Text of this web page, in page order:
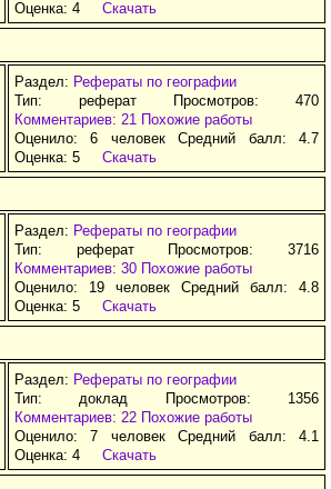
Оценка: 4 Скачать
Раздел: Рефераты по географии
Тип: реферат Просмотров: 470
Комментариев: 21 Похожие работы
Оценило: 6 человек Средний балл: 4.7
Оценка: 5 Скачать
Раздел: Рефераты по географии
Тип: реферат Просмотров: 3716
Комментариев: 30 Похожие работы
Оценило: 19 человек Средний балл: 4.8
Оценка: 5 Скачать
Раздел: Рефераты по географии
Тип: доклад Просмотров: 1356
Комментариев: 22 Похожие работы
Оценило: 7 человек Средний балл: 4.1
Оценка: 4 Скачать